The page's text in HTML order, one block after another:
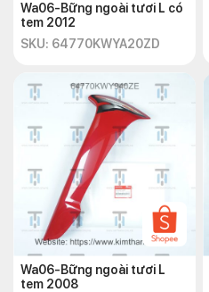
Wa06-Bững ngoài tươi L có
tem 2012
SKU: 64770KWYA20ZD
Wa06-Bững ngoài tươi L
tem 2008